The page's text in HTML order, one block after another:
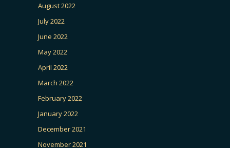
August 2022
July 2022
June 2022
May 2022
April 2022
March 2022
February 2022
January 2022
December 2021
November 2021